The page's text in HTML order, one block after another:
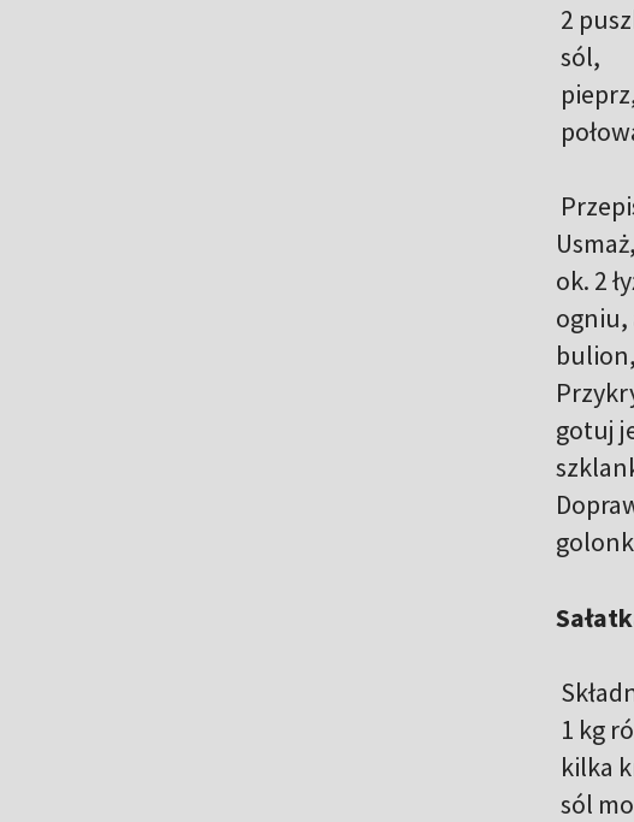
2
sól,
ok. 2
ogniu,
gotuj
1 kg
kilka
sól